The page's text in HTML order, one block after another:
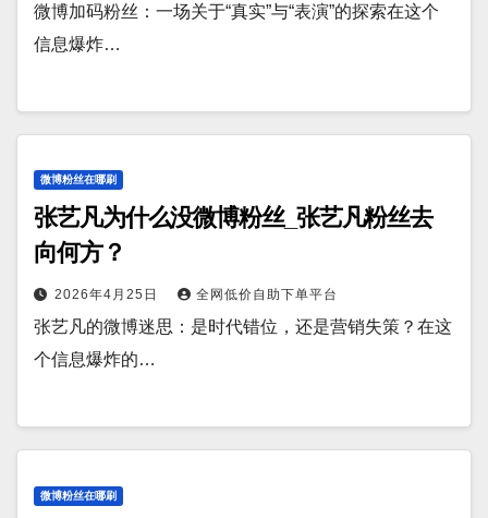
微博加码粉丝：一场关于“真实”与“表演”的探索在这个
信息爆炸…
微博粉丝在哪刷
张艺凡为什么没微博粉丝_张艺凡粉丝去
向何方？
2026年4月25日 全网低价自助下单平台
张艺凡的微博迷思：是时代错位，还是营销失策？在这
个信息爆炸的…
微博粉丝在哪刷